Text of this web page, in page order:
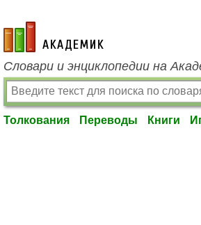
academic.ru
Словари и энциклопедии на
Толкования Переводы Книги